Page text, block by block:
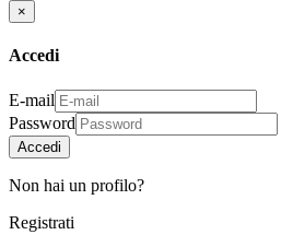
×
Accedi
E-mail
Password
Accedi
Non hai un profilo?
Registrati